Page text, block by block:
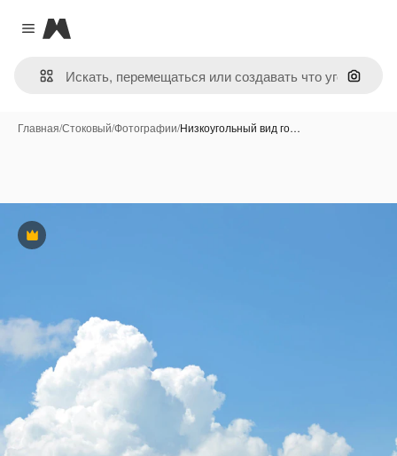
Close menu
Magnific
Поиск
Главная/Стоковый/Фотографии/Низкоугольный вид го…
Премиум